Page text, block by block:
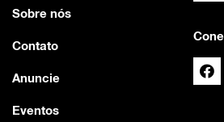
Sobre nós
Contato
Anuncie
Eventos